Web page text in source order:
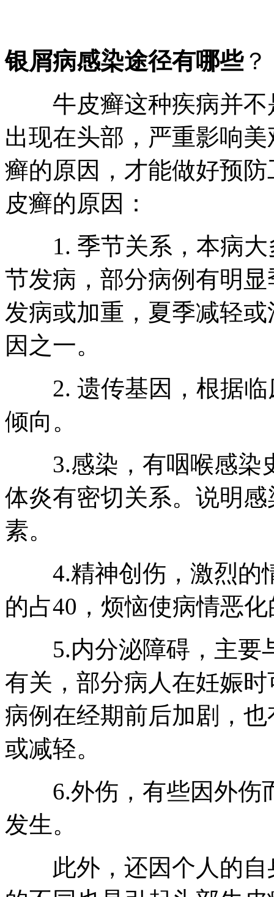
银屑病感染途径有哪些？
牛皮癣这种疾病并不
出现在头部，严重影响
癣的原因，才能做好预
皮癣的原因：
1. 季节关系，本病大
节发病，部分病例有明
发病或加重，夏季减轻
因之一。
2. 遗传基因，根据临
倾向。
3.感染，有咽喉感染
体炎有密切关系。说明
素。
4.精神创伤，激烈的
的占40，烦恼使病情恶
5.内分泌障碍，主要
有关，部分病人在妊娠
病例在经期前后加剧，
或减轻。
6.外伤，有些因外伤
发生。
此外，还因个人的自